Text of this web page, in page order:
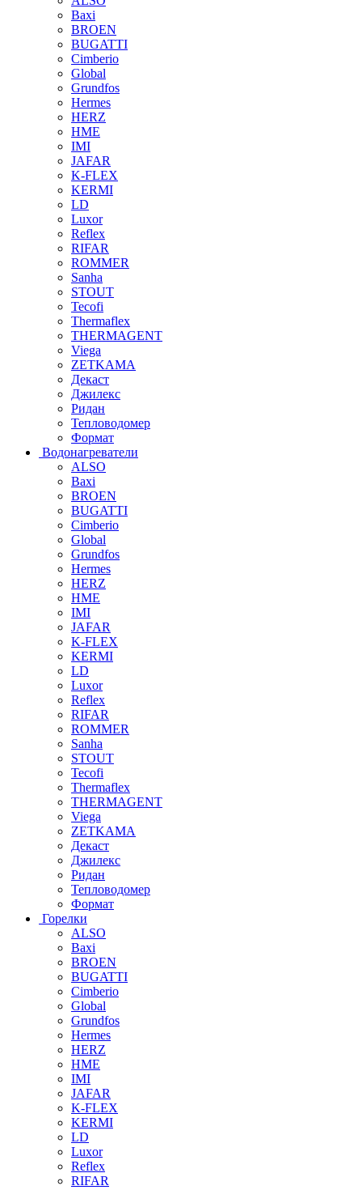
Baxi
BROEN
BUGATTI
Cimberio
Global
Grundfos
Hermes
HERZ
HME
IMI
JAFAR
K-FLEX
KERMI
LD
Luxor
Reflex
RIFAR
ROMMER
Sanha
STOUT
Tecofi
Thermaflex
THERMAGENT
Viega
ZETKAMA
Декаст
Джилекс
Ридан
Тепловодомер
Формат
Водонагреватели
ALSO
Baxi
BROEN
BUGATTI
Cimberio
Global
Grundfos
Hermes
HERZ
HME
IMI
JAFAR
K-FLEX
KERMI
LD
Luxor
Reflex
RIFAR
ROMMER
Sanha
STOUT
Tecofi
Thermaflex
THERMAGENT
Viega
ZETKAMA
Декаст
Джилекс
Ридан
Тепловодомер
Формат
Горелки
ALSO
Baxi
BROEN
BUGATTI
Cimberio
Global
Grundfos
Hermes
HERZ
HME
IMI
JAFAR
K-FLEX
KERMI
LD
Luxor
Reflex
RIFAR